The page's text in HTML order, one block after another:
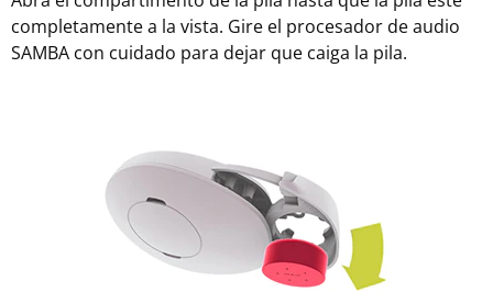
completamente a la vista. Gire el procesador de audio
SAMBA con cuidado para dejar que caiga la pila.